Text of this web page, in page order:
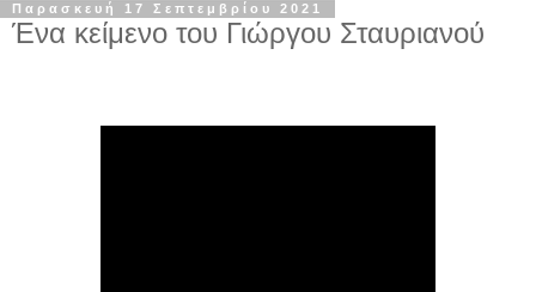
Παρασκευή 17 Σεπτεμβρίου 2021
Ένα κείμενο του Γιώργου Σταυριανού